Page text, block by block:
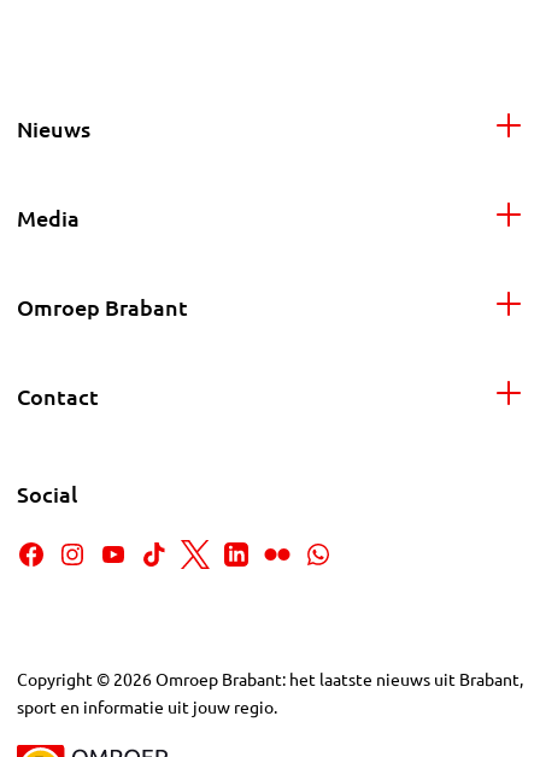
Nieuws
Media
Omroep Brabant
Contact
Social
Copyright © 2026Omroep Brabant: het laatste nieuws uit Brabant,
sport en informatie uit jouw regio.